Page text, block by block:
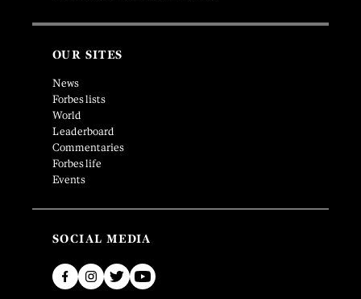
OUR SITES
News
Forbes lists
World
Leaderboard
Commentaries
Forbes life
Events
SOCIAL MEDIA